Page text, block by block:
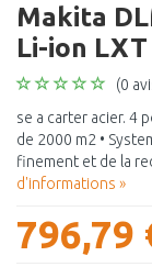
Makita
Li-ion
(0
se a carter acier. 4
de 2000 m2 •
finement et de la
d'informations »
796,79